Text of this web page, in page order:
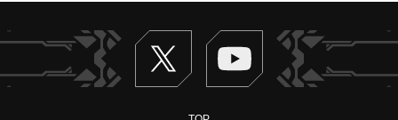
Twitter ヴァンガードch